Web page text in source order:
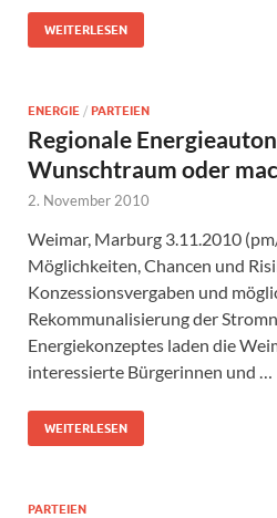
WEITERLESEN
ENERGIE / PARTEIEN
Regionale
Wunschtraum oder
2. November 2010
Weimar, Marburg 3.11.2010
Möglichkeiten, Chancen und
Konzessionsvergaben und
Rekommunalisierung der
Energiekonzeptes laden die
interessierte Bürgerinnen und …
WEITERLESEN
PARTEIEN